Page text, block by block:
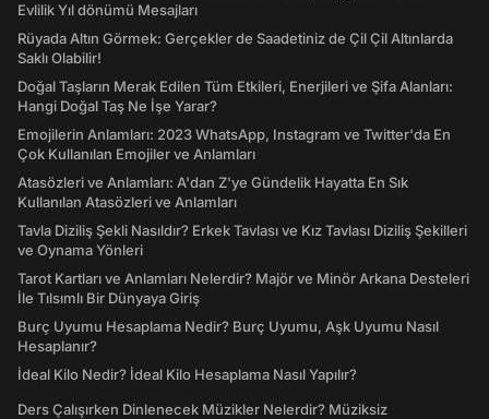
Evlilik Yıl dönümü Mesajları
Rüyada Altın Görmek: Gerçekler de Saadetiniz de Çil Çil Altınlarda
Saklı Olabilir!
Doğal Taşların Merak Edilen Tüm Etkileri, Enerjileri ve Şifa Alanları:
Hangi Doğal Taş Ne İşe Yarar?
Emojilerin Anlamları: 2023 WhatsApp, Instagram ve Twitter'da En
Çok Kullanılan Emojiler ve Anlamları
Atasözleri ve Anlamları: A'dan Z'ye Gündelik Hayatta En Sık
Kullanılan Atasözleri ve Anlamları
Tavla Diziliş Şekli Nasıldır? Erkek Tavlası ve Kız Tavlası Diziliş Şekilleri
ve Oynama Yönleri
Tarot Kartları ve Anlamları Nelerdir? Majör ve Minör Arkana Desteleri
İle Tılsımlı Bir Dünyaya Giriş
Burç Uyumu Hesaplama Nedir? Burç Uyumu, Aşk Uyumu Nasıl
Hesaplanır?
İdeal Kilo Nedir? İdeal Kilo Hesaplama Nasıl Yapılır?
Ders Çalışırken Dinlenecek Müzikler Nelerdir? Müziksiz